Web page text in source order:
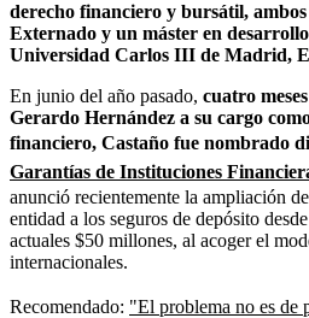
derecho financiero y bursátil,
Externado y un máster en
Universidad Carlos III de Madrid,
En junio del año pasado, cuatro
Gerardo Hernández a su cargo
financiero, Castaño fue nombrado
Garantías de Instituciones
anunció recientemente la ampliación
entidad a los seguros de depósito
actuales $50 millones, al acoger el
internacionales.
Recomendado: "El problema no es de